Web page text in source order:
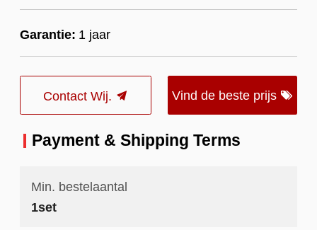
Garantie: 1 jaar
Contact Wij. Vind de beste prijs
Payment & Shipping Terms
Min. bestelaantal
1set